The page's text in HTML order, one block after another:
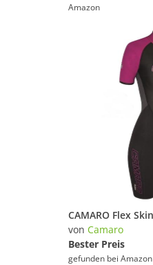
Amazon
von Camaro
Bester Preis
gefunden bei Amazon